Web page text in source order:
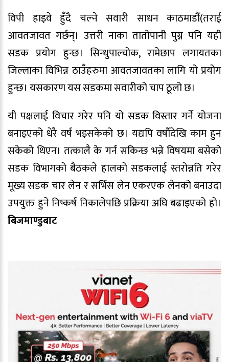
विपी हाइवे हुँदै चल्ने सवारी साधन काठमाडौं(तराई
आवतजावत गर्छन्। उत्तरी नाका तातोपानी पुग्न पनि यही
सडक प्रयोग हुन्छ। सिन्धुपाल्चोक, रामेछाप लगायतका
जिल्लाका विभिन्न ठाउँहरुमा आवतजावतका लागि यो प्रयोग
हुन्छ। यसकारण यस सडकमा सवारीको चाप ठूलो छ।
यी पक्षलाई विचार गरेर पनि यो सडक विस्तार गर्ने योजना
बनाइएको धेरै वर्ष भइसकेको छ। यद्यपि वर्षौदेखि काम हुन
सकेको थिएन। तत्कालै के गर्न सकिन्छ भन्ने विषयमा बसेको
सडक विभागको बैठकले हालको सडकलाई स्तरोन्नति गरेर
मूख्य सडक चार लेन र सर्भिस लेन एकरएक लेनको बनाउदा
उपयुक्त हुने निष्कर्ष निकालेपछि प्रक्रिया अघि बढाइएको हो।
बिजमाण्डुबाट